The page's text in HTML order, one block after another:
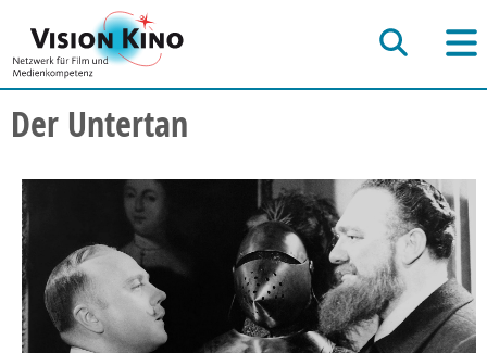
Der Untertan